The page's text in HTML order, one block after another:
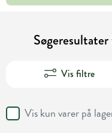
Vis filtre
Vis kun varer på